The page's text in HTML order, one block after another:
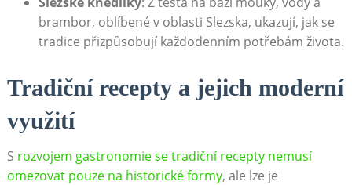
brambor, oblíbené v oblasti Slezska, ukazují, jak se
tradice přizpůsobují každodenním potřebám života.
Tradiční recepty a jejich moderní
využití
S rozvojem gastronomie se tradiční recepty nemusí
omezovat pouze na historické formy, ale lze je